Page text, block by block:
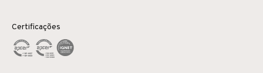
Certificações